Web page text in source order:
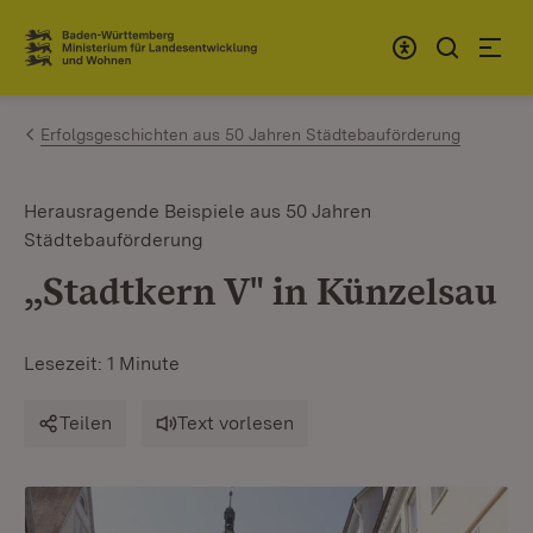
Zum Inhalt springen
Link zur Startseite
Erfolgsgeschichten aus 50 Jahren Städtebauförderung
Herausragende Beispiele aus 50 Jahren
Städtebauförderung
„Stadtkern V" in Künzelsau
Lesezeit: 1 Minute
Teilen Text vorlesen